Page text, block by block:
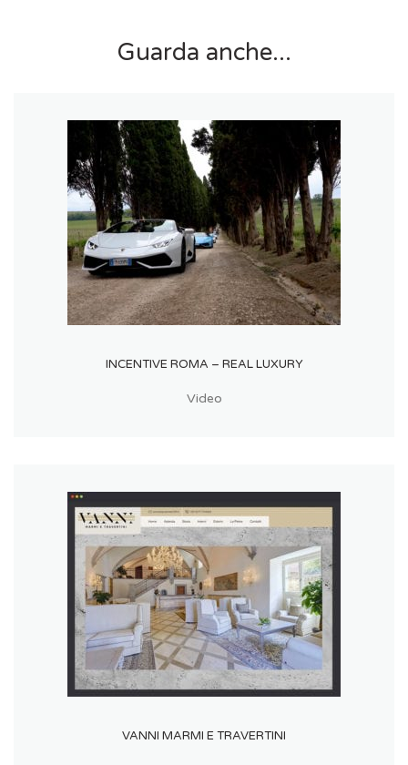
Guarda anche...
INCENTIVE ROMA – REAL LUXURY
Video
VANNI MARMI E TRAVERTINI